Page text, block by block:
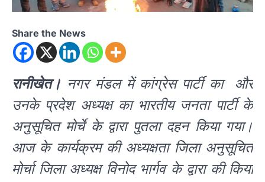
Share the News
रानीखेत। नगर मंडल में कांग्रेस पार्टी का और
उनके प्रदेश अध्यक्ष का भारतीय जनता पार्टी के
अनुसूचित मोर्चे के द्वारा पुतला दहन किया गया।
आज के कार्यक्रम की अध्यक्षता जिला अनुसूचित
मोर्चा जिला अध्यक्ष विनोद भार्गव के द्वारा की किया